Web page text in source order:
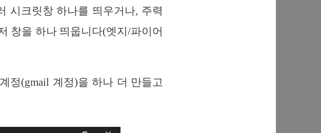
시크릿창 하나를 띄우거나, 주력
창을 하나 띄웁니다(엣지/파이어
정(gmail 계정)을 하나 더 만들고